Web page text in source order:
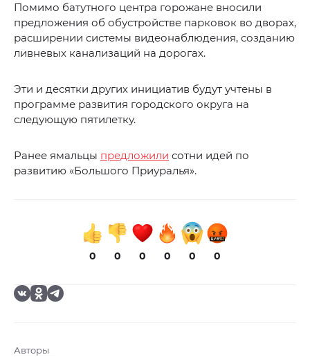
Помимо батутного центра горожане вносили
предложения об обустройстве парковок во дворах,
расширении системы видеонаблюдения, созданию
ливневых канализаций на дорогах.
Эти и десятки других инициатив будут учтены в
программе развития городского округа на
следующую пятилетку.
Ранее ямальцы предложили сотни идей по
развитию «Большого Приуралья».
0 0 0 0 0 0
Авторы